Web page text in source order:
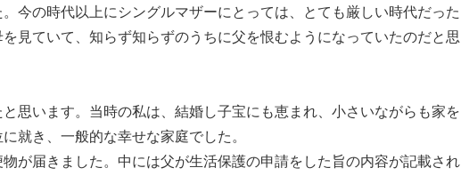
今の時代以上にシングルマザーにとっては、とても厳しい時代だった
見ていて、知らず知らずのうちに父を恨むようになっていたのだと思
思います。当時の私は、結婚し子宝にも恵まれ、小さいながらも家を
就き、一般的な幸せな家庭でした。
が届きました。中には父が生活保護の申請をした旨の内容が記載され